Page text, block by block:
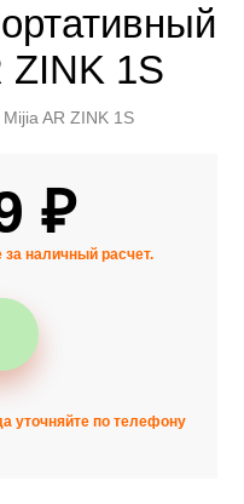
ZINK 1S
AR ZINK 1S
₽
за наличный расчет.
уточняйте по телефону